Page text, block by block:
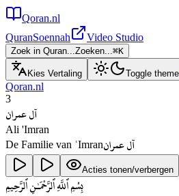
Qoran.nl
QuranSoennah Video Studio
Zoek in Quran...Zoeken...⌘K
Kies Vertaling Toggle theme
Qoran.nl
3
آل عمران
Ali 'Imran
De Familie van ʿImranآل عمران
Acties tonen/verbergen
بِسْمِ ٱللَّهِ ٱلرَّحْمَـٰنِ ٱلرَّحِيمِ